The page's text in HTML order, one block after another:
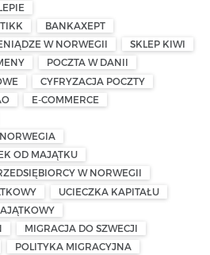
BANKAXEPT
W NORWEGII
SKLEP KIWI
POCZTA W DANII
CYFRYZACJA POCZTY
E-COMMERCE
OD MAJĄTKU
W NORWEGII
UCIECZKA KAPITAŁU
MIGRACJA DO SZWECJI
POLITYKA MIGRACYJNA